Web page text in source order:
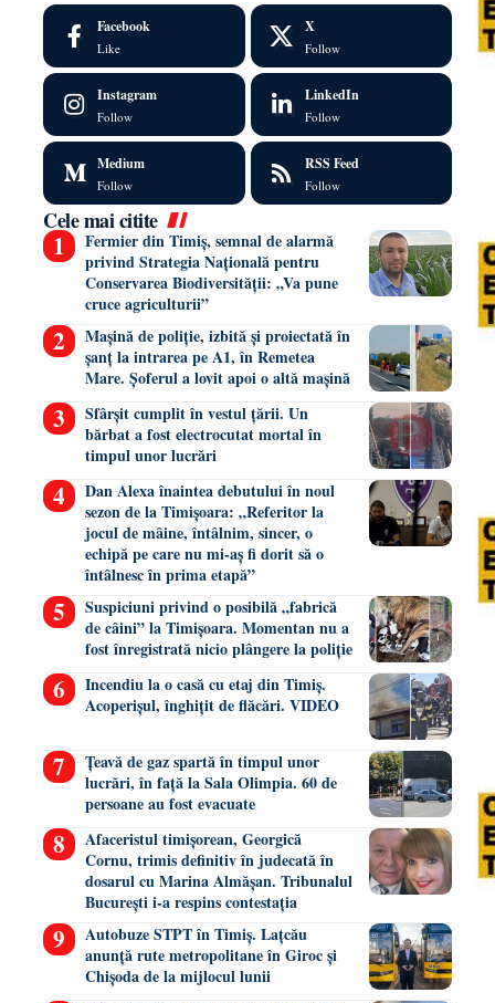
Facebook
Like
X
Follow
Instagram
Follow
LinkedIn
Follow
Medium
Follow
RSS Feed
Follow
Cele mai citite
Fermier din Timiș, semnal de alarmă
privind Strategia Națională pentru
Conservarea Biodiversității: „Va pune
cruce agriculturii”
Mașină de poliție, izbită și proiectată în
șanț la intrarea pe A1, în Remetea
Mare. Șoferul a lovit apoi o altă mașină
Sfârșit cumplit în vestul țării. Un
bărbat a fost electrocutat mortal în
timpul unor lucrări
Dan Alexa înaintea debutului în noul
sezon de la Timișoara: „Referitor la
jocul de mâine, întâlnim, sincer, o
echipă pe care nu mi-aș fi dorit să o
întâlnesc în prima etapă”
Suspiciuni privind o posibilă „fabrică
de câini” la Timișoara. Momentan nu a
fost înregistrată nicio plângere la poliție
Incendiu la o casă cu etaj din Timiș.
Acoperișul, înghițit de flăcări. VIDEO
Țeavă de gaz spartă în timpul unor
lucrări, în față la Sala Olimpia. 60 de
persoane au fost evacuate
Afaceristul timișorean, Georgică
Cornu, trimis definitiv în judecată în
dosarul cu Marina Almășan. Tribunalul
București i-a respins contestația
Autobuze STPT în Timiș. Lațcău
anunță rute metropolitane în Giroc și
Chișoda de la mijlocul lunii